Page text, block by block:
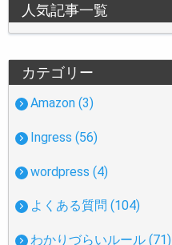
人気記事一覧
カテゴリー
Amazon (3)
Ingress (56)
wordpress (4)
よくある質問 (104)
わかりづらいルール (71)